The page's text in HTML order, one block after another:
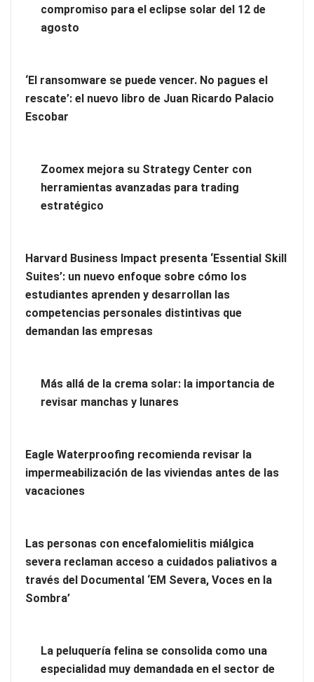
‘El ransomware se puede vencer. No pagues el rescate’: el
Zoomex mejora su Strategy Center con herramientas
avanzadas para trading estratégico
Harvard Business Impact presenta ‘Essential Skill Suites’: un
nuevo enfoque sobre cómo los estudiantes aprenden y
Más allá de la crema solar: la importancia de revisar manchas
y lunares
Eagle Waterproofing recomienda revisar la
compromiso para el eclipse solar del 12 de
agosto
‘El ransomware se puede vencer. No pagues el
rescate’: el nuevo libro de Juan Ricardo Palacio
Escobar
Zoomex mejora su Strategy Center con
herramientas avanzadas para trading
estratégico
Harvard Business Impact presenta ‘Essential Skill
Suites’: un nuevo enfoque sobre cómo los
estudiantes aprenden y desarrollan las
competencias personales distintivas que
demandan las empresas
Más allá de la crema solar: la importancia de
revisar manchas y lunares
Eagle Waterproofing recomienda revisar la
impermeabilización de las viviendas antes de las
vacaciones
Las personas con encefalomielitis miálgica
severa reclaman acceso a cuidados paliativos a
través del Documental ‘EM Severa, Voces en la
Sombra’
La peluquería felina se consolida como una
especialidad muy demandada en el sector de